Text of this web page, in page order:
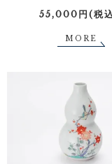
55,000円(税
MORE